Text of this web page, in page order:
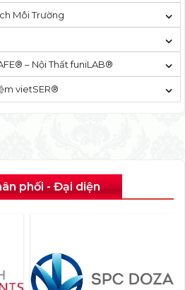
Môi Trường
– Nội Thất funiLAB®
vietSER®
phối - Đại diện